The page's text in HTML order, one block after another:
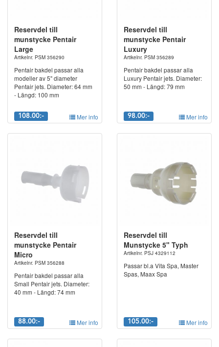
Reservdel till
munstycke Pentair
Large
Artikelnr. PSM 356290
Pentair bakdel passar alla
modeller av 5" diameter
Pentair jets. Diameter: 64 mm
- Längd: 100 mm
108.00:- Mer info
Reservdel till
munstycke Pentair
Luxury
Artikelnr. PSM 356289
Pentair bakdel passar alla
Luxury Pentair jets. Diameter:
50 mm - Längd: 79 mm
98.00:- Mer info
Reservdel till
munstycke Pentair
Micro
Artikelnr. PSM 356288
Pentair bakdel passar alla
Small Pentair jets. Diameter:
40 mm - Längd: 74 mm
88.00:- Mer info
Reservdel till
Munstycke 5" Typh
Artikelnr. PSJ 4329112
Passar bl.a Vita Spa, Master
Spas, Maax Spa
105.00:- Mer info